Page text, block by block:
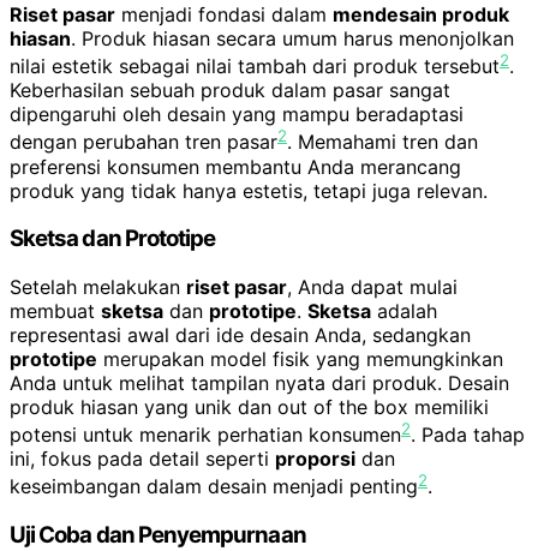
Riset pasar menjadi fondasi dalam mendesain produk
hiasan. Produk hiasan secara umum harus menonjolkan
nilai estetik sebagai nilai tambah dari produk tersebut2.
Keberhasilan sebuah produk dalam pasar sangat
dipengaruhi oleh desain yang mampu beradaptasi
dengan perubahan tren pasar2. Memahami tren dan
preferensi konsumen membantu Anda merancang
produk yang tidak hanya estetis, tetapi juga relevan.
Sketsa dan Prototipe
Setelah melakukan riset pasar, Anda dapat mulai
membuat sketsa dan prototipe. Sketsa adalah
representasi awal dari ide desain Anda, sedangkan
prototipe merupakan model fisik yang memungkinkan
Anda untuk melihat tampilan nyata dari produk. Desain
produk hiasan yang unik dan out of the box memiliki
potensi untuk menarik perhatian konsumen2. Pada tahap
ini, fokus pada detail seperti proporsi dan
keseimbangan dalam desain menjadi penting2.
Uji Coba dan Penyempurnaan